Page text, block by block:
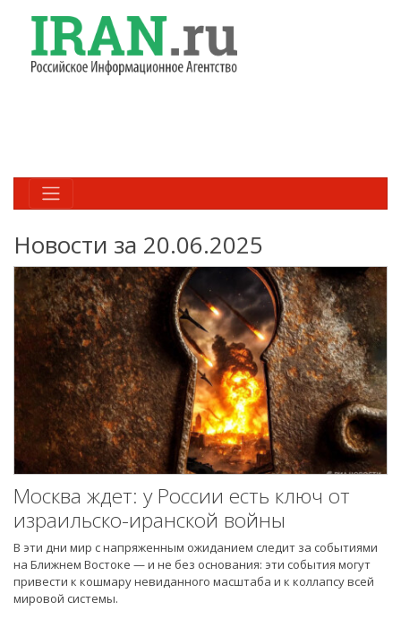
Новости за 20.06.2025
Москва ждет: у России есть ключ от
израильско-иранской войны
В эти дни мир с напряженным ожиданием следит за событиями
на Ближнем Востоке — и не без основания: эти события могут
привести к кошмару невиданного масштаба и к коллапсу всей
мировой системы.